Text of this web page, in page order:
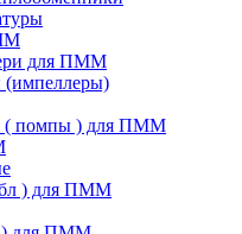
для ПММ
(импеллеры)
( помпы ) для ПММ
) для ПММ